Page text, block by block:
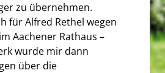
zu übernehmen.
für Alfred Rethel wegen
Aachener Rathaus –
wurde mir dann
über die